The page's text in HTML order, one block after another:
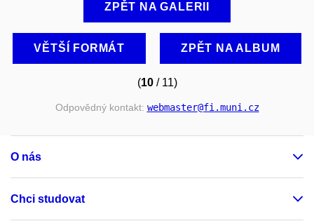
ZPĚT NA GALERII
VĚTŠÍ FORMÁT ZPĚT NA ALBUM
(10/ 11)
Odpovědný kontakt: webmaster@fi.muni.cz
O nás
Chci studovat